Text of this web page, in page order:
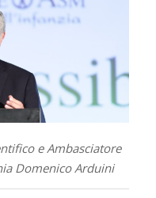
e Ambasciatore
Domenico Arduini